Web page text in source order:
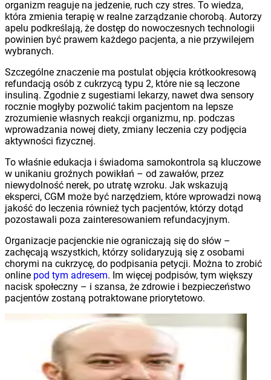
organizm reaguje na jedzenie, ruch czy stres. To wiedza,
która zmienia terapię w realne zarządzanie chorobą. Autorzy
apelu podkreślają, że dostęp do nowoczesnych technologii
powinien być prawem każdego pacjenta, a nie przywilejem
wybranych.
Szczególne znaczenie ma postulat objęcia krótkookresową
refundacją osób z cukrzycą typu 2, które nie są leczone
insuliną. Zgodnie z sugestiami lekarzy, nawet dwa sensory
rocznie mogłyby pozwolić takim pacjentom na lepsze
zrozumienie własnych reakcji organizmu, np. podczas
wprowadzania nowej diety, zmiany leczenia czy podjęcia
aktywności fizycznej.
To właśnie edukacja i świadoma samokontrola są kluczowe
w unikaniu groźnych powikłań – od zawałów, przez
niewydolność nerek, po utratę wzroku. Jak wskazują
eksperci, CGM może być narzędziem, które wprowadzi nową
jakość do leczenia również tych pacjentów, którzy dotąd
pozostawali poza zainteresowaniem refundacyjnym.
Organizacje pacjenckie nie ograniczają się do słów –
zachęcają wszystkich, którzy solidaryzują się z osobami
chorymi na cukrzycę, do podpisania petycji. Można to zrobić
online pod tym adresem. Im więcej podpisów, tym większy
nacisk społeczny – i szansa, że zdrowie i bezpieczeństwo
pacjentów zostaną potraktowane priorytetowo.